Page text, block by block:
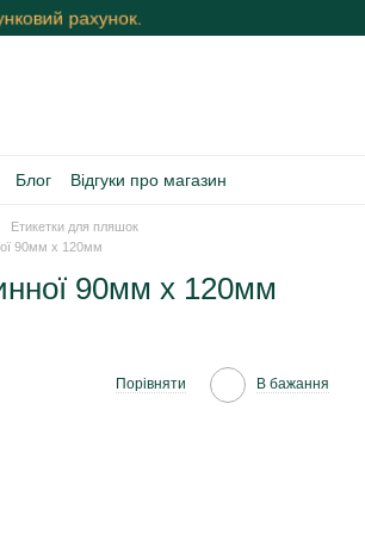
рахунок.
Блог Відгуки про магазин
Етикетки для пляшок
90мм х 120мм
90мм х 120мм
Порівняти В бажання